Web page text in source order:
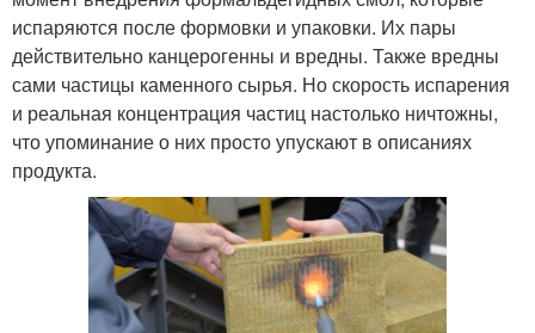
испаряются после формовки и упаковки. Их пары
действительно канцерогенны и вредны. Также вредны
сами частицы каменного сырья. Но скорость испарения
и реальная концентрация частиц настолько ничтожны,
что упоминание о них просто упускают в описаниях
продукта.